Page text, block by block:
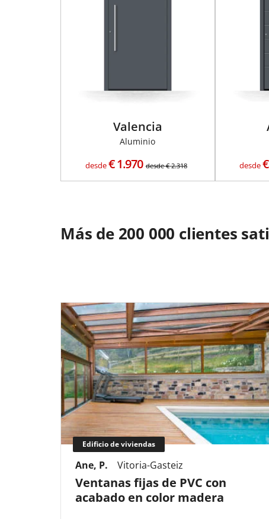
Valencia
Aluminio
desde€1.970 desde€2.318 desde
Más de 200 000 clientes
Edificio de viviendas
Ane, P. Vitoria-Gasteiz
Ventanas fijas de PVC con
acabado en color madera